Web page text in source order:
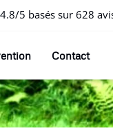
4.8/5 basés sur 628
Contact